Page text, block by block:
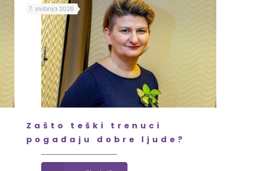
7. svibnja 2026.
Zašto teški trenuci
pogađaju dobre ljude?